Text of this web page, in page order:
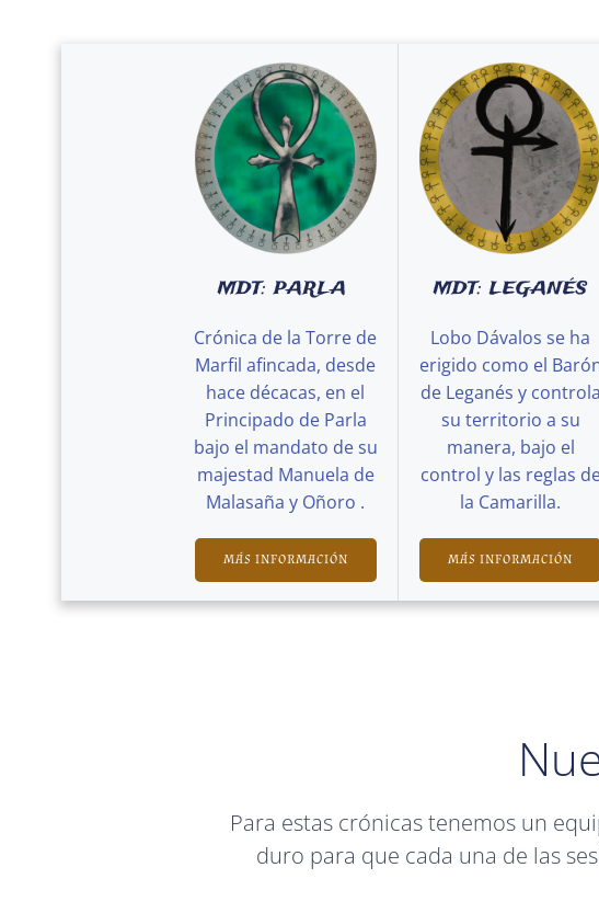
MDT: PARLA
Crónica de la Torre de
Marfil afincada, desde
hace décacas, en el
Principado de Parla
bajo el mandato de su
majestad Manuela de
Malasaña y Oñoro .
MÁS INFORMACIÓN
MDT: LEGANÉS
Lobo Dávalos se ha
erigido como el
de Leganés y controla
su territorio a su
manera, bajo el
control y las reglas
la Camarilla.
MÁS INFORMACIÓN
Para estas crónicas tenemos un
duro para que cada una de las